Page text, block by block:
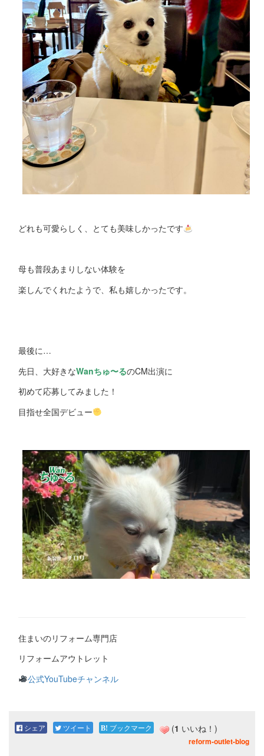
どれも可愛らしく、とても美味しかったです
母も普段あまりしない体験を
楽しんでくれたようで、私も嬉しかったです。
最後に…
先日、大好きなWanちゅ〜るのCM出演に
初めて応募してみました！
目指せ全国デビュー
住まいのリフォーム専門店
リフォームアウトレット
公式YouTubeチャンネル
シェア ツイート ブックマーク (1 いいね！)
reform-outlet-blog